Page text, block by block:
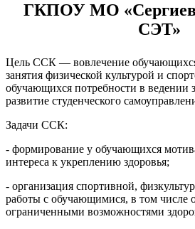
ГКПОУ МО
СЭТ»
Цель ССК — вовлечение
занятия физической культурой и
обучающихся потребности в ведении
развитие студенческого
Задачи ССК:
- формирование у обучающихся
интереса к укреплению здоровья;
- организация спортивной,
работы с обучающимися, в том числе
ограниченными возможностями